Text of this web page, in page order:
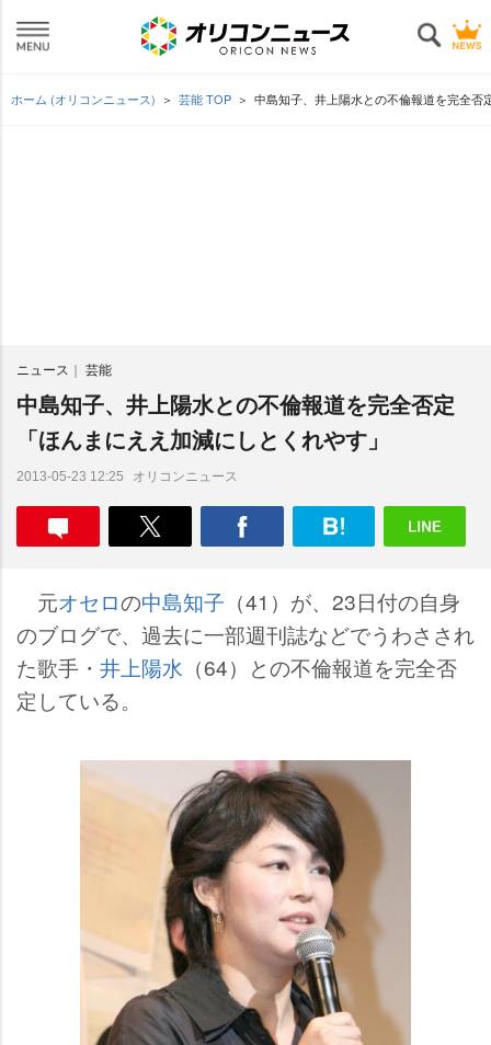
ホーム (オリコンニュース) 芸能 TOP 中島知子、井上陽水との不倫報道を完全
ニュース 芸能
中島知子、井上陽水との不倫報道を完全否定
「ほんまにええ加減にしとくれやす」
2013-05-23 12:25 オリコンニュース
元オセロの中島知子 （41）が、23日付の自身
のブログで、過去に一部週刊誌などでうわさされ
た歌手・ 井上陽水 （64）との不倫報道を完全否
定している。